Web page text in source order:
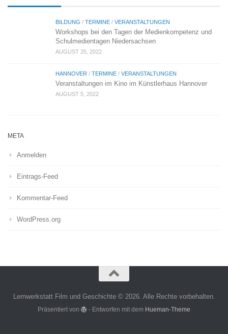
BILDUNG / TERMINE / VERANSTALTUNGEN
Workshops bei den Tagen der Medienkompetenz und
Schulmedientagen Niedersachsen
AUGUST 25, 2022
HANNOVER / TERMINE / VERANSTALTUNGEN
Veranstaltungen im Kino im Künstlerhaus Hannover
AUGUST 5, 2022
META
Anmelden
Eintrags-Feed
Kommentar-Feed
WordPress.org
Lernwerkstatt Film und Geschichte © 2026. Alle Rechte vorbehalten.
Präsentiert von - Entworfen mit dem Hueman-Theme